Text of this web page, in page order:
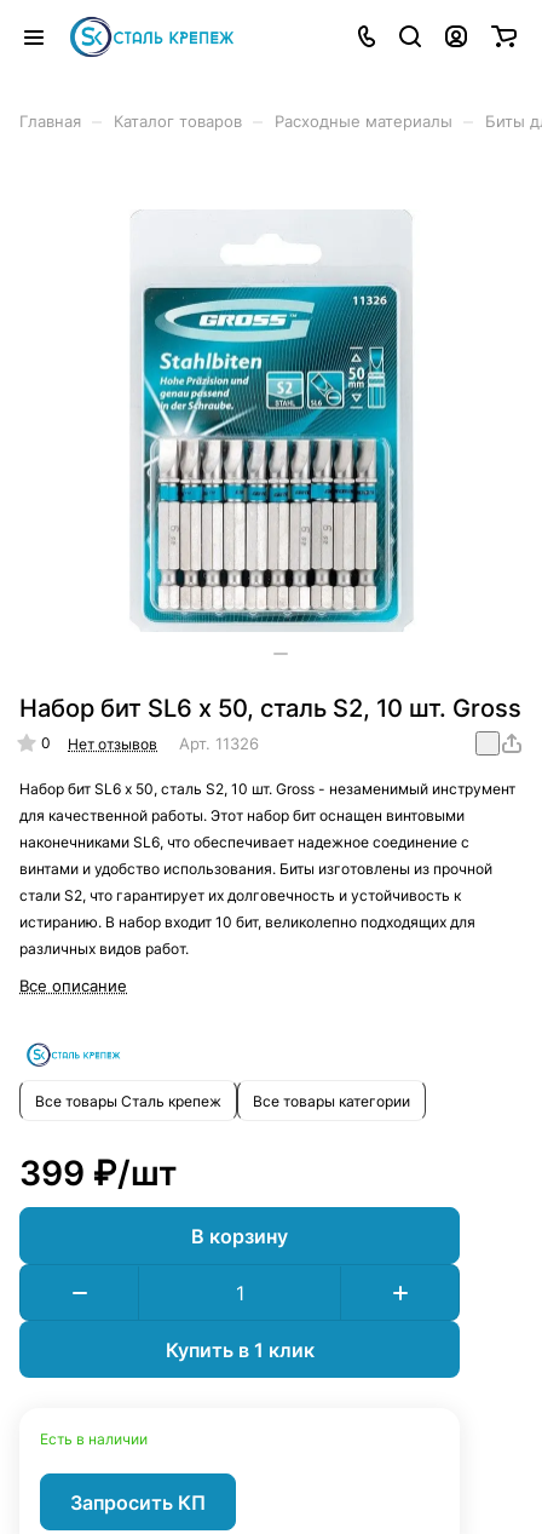
Главная Каталог товаров Расходные материалы Биты
Набор бит SL6 х 50, сталь S2, 10 шт. Gross
0 Нет отзывов Арт. 11326
Набор бит SL6 х 50, сталь S2, 10 шт. Gross - незаменимый инструмент
для качественной работы. Этот набор бит оснащен винтовыми
наконечниками SL6, что обеспечивает надежное соединение с
винтами и удобство использования. Биты изготовлены из прочной
стали S2, что гарантирует их долговечность и устойчивость к
истиранию. В набор входит 10 бит, великолепно подходящих для
различных видов работ.
Все описание
Все товары Сталь крепеж Все товары категории
399 ₽/шт
В корзину
Купить в 1 клик
Есть в наличии
Запросить КП